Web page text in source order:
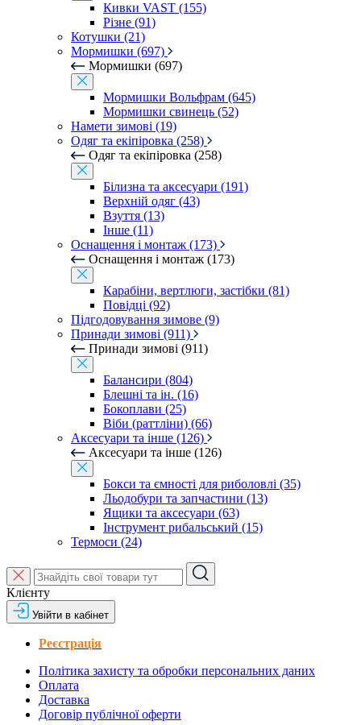
Кивки VAST (155)
Різне (91)
Котушки (21)
Мормишки (697)
Мормишки (697)
Мормишки Вольфрам (645)
Мормишки свинець (52)
Намети зимові (19)
Одяг та екіпіровка (258)
Одяг та екіпіровка (258)
Білизна та аксесуари (191)
Верхній одяг (43)
Взуття (13)
Інше (11)
Оснащення і монтаж (173)
Оснащення і монтаж (173)
Карабіни, вертлюги, застібки (81)
Повідці (92)
Підгодовування зимове (9)
Принади зимові (911)
Принади зимові (911)
Балансири (804)
Блешні та ін. (16)
Бокоплави (25)
Віби (раттліни) (66)
Аксесуари та інше (126)
Аксесуари та інше (126)
Бокси та ємності для риболовлі (35)
Льодобури та запчастини (13)
Ящики та аксесуари (63)
Інструмент рибальський (15)
Термоси (24)
Клієнту
Увійти в кабінет
Реєстрація
Політика захисту та обробки персональних даних
Оплата
Доставка
Договір публічної оферти